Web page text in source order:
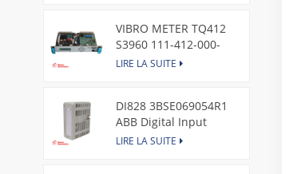
VIBRO METER TQ412
S3960 111-412-000-
013 Reverse Mount
LIRE LA SUITE
DI828 3BSE069054R1
ABB Digital Input
Module
LIRE LA SUITE